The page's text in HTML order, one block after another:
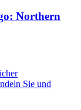
Northern